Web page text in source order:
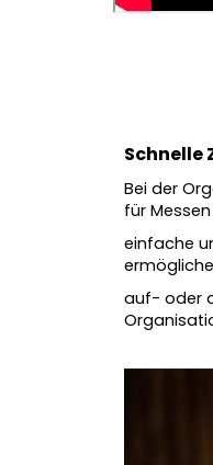
Schnelle
Bei der
für
einfache
auf- oder